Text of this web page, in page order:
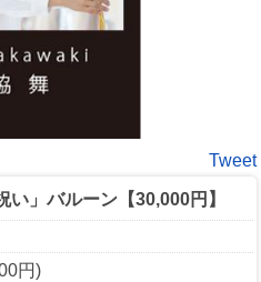
Tweet
」バルーン【30,000円】
円)